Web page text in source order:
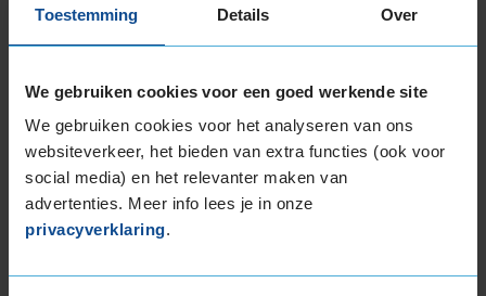
Toestemming Details Over
We gebruiken cookies voor een goed werkende site
We gebruiken cookies voor het analyseren van ons
websiteverkeer, het bieden van extra functies (ook voor
social media) en het relevanter maken van
advertenties. Meer info lees je in onze
privacyverklaring.
Voorremmen (59%)
Een ander veel voorkomend probleem is de
kwaliteit van de remvloeistof.
Oorzaken hoge aantal auto’s met slechte
remmen
Toenemend aantal rembewegingen
jouw remmen gebruikt wanneer je in een file